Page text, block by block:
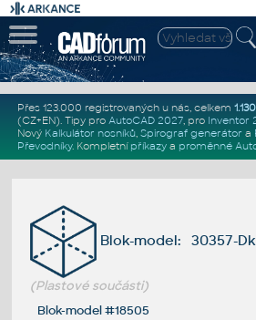
Přes 123.000 registrovaných u nás, celkem
(CZ+EN). Tipy pro AutoCAD 2027, pro Inventor
Nový Kalkulátor nosníků, Spirograf generátor a
Převodníky. Kompletní příkazya proměnné
Blok-model: 30357-
(Plastové součásti)
Blok-model #18505